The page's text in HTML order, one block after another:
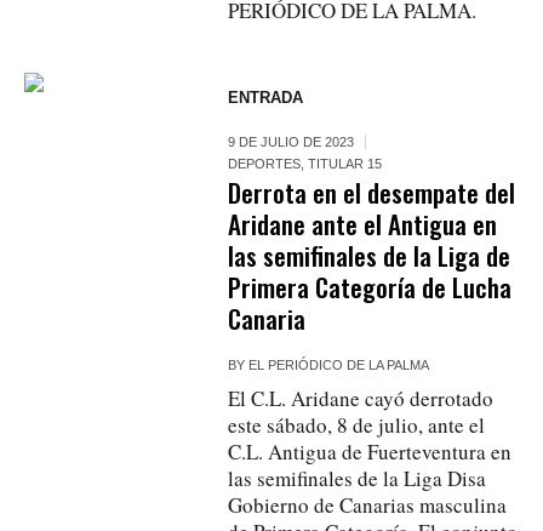
PERIÓDICO DE LA PALMA.
ENTRADA
9 DE JULIO DE 2023
DEPORTES ,TITULAR 15
Derrota en el desempate del
Aridane ante el Antigua en
las semifinales de la Liga de
Primera Categoría de Lucha
Canaria
BY EL PERIÓDICO DE LA PALMA
El C.L. Aridane cayó derrotado
este sábado, 8 de julio, ante el
C.L. Antigua de Fuerteventura en
las semifinales de la Liga Disa
Gobierno de Canarias masculina